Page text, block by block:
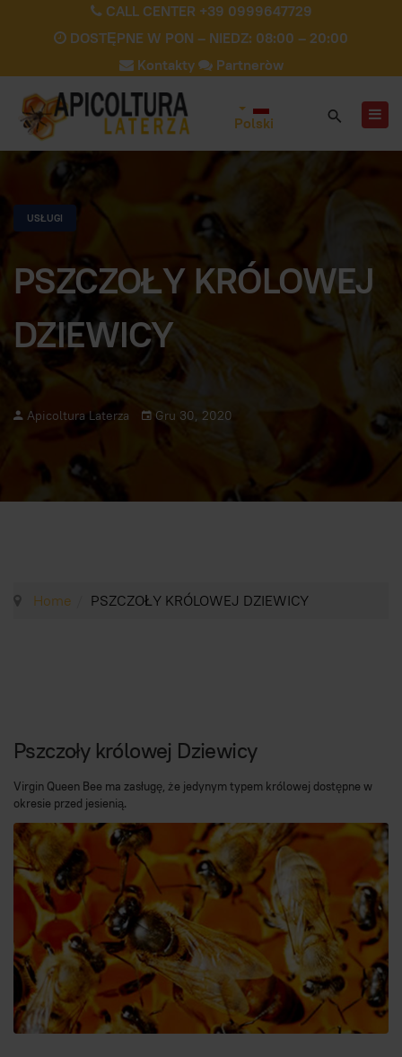
CALL CENTER +39 0999647729
DOSTĘPNE W PON – NIEDZ: 08:00 – 20:00
Kontakty
Partneròw
Polski
USŁUGI
PSZCZOŁY KRÓLOWEJ
DZIEWICY
Apicoltura Laterza Gru 30, 2020
Home PSZCZOŁY KRÓLOWEJ DZIEWICY
Pszczoły królowej Dziewicy
Virgin Queen Bee ma zasługę, że jedynym typem królowej dostępne w
okresie przed jesienią.